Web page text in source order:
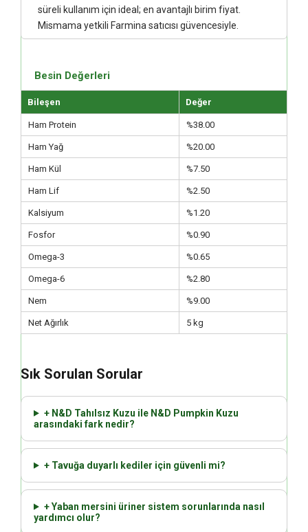
süreli kullanım için ideal; en avantajlı birim fiyat.
Mismama yetkili Farmina satıcısı güvencesiyle.
Besin Değerleri
Bileşen Değer
Ham Protein %38.00
Ham Yağ %20.00
Ham Kül %7.50
Ham Lif %2.50
Kalsiyum %1.20
Fosfor %0.90
Omega-3 %0.65
Omega-6 %2.80
Nem %9.00
Net Ağırlık 5 kg
Sık Sorulan Sorular
+ N&D Tahılsız Kuzu ile N&D Pumpkin Kuzu
arasındaki fark nedir?
+ Tavuğa duyarlı kediler için güvenli mi?
+ Yaban mersini üriner sistem sorunlarında nasıl
yardımcı olur?